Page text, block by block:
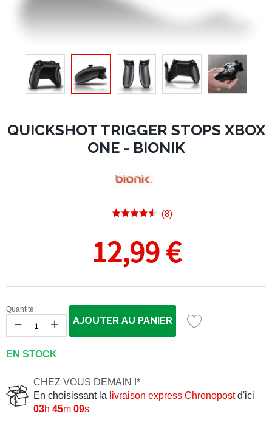
QUICKSHOT TRIGGER STOPS XBOX
ONE - BIONIK
(8)
12,99 €
Quantité:
AJOUTER AU PANIER
EN STOCK
CHEZ VOUS DEMAIN !*
En choisissant la livraison express Chronopostd'ici
03h 45m 08s